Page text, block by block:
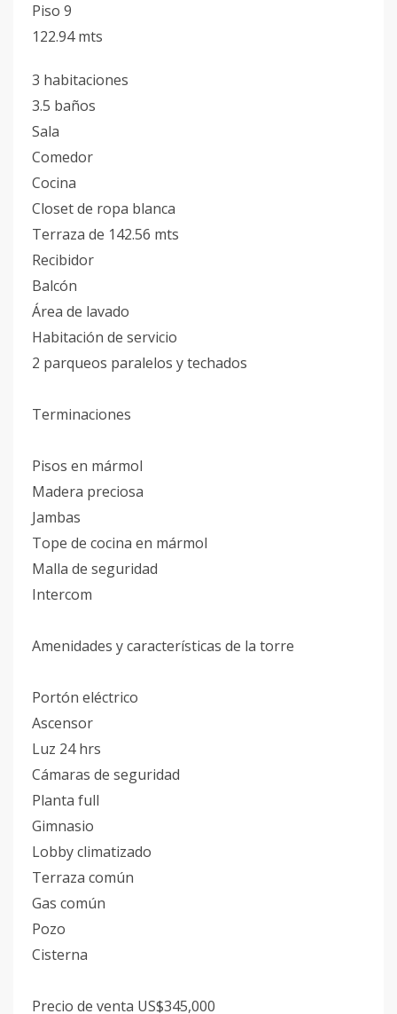
Piso 9
122.94 mts
3 habitaciones
3.5 baños
Sala
Comedor
Cocina
Closet de ropa blanca
Terraza de 142.56 mts
Recibidor
Balcón
Área de lavado
Habitación de servicio
2 parqueos paralelos y techados
Terminaciones
Pisos en mármol
Madera preciosa
Jambas
Tope de cocina en mármol
Malla de seguridad
Intercom
Amenidades y características de la torre
Portón eléctrico
Ascensor
Luz 24 hrs
Cámaras de seguridad
Planta full
Gimnasio
Lobby climatizado
Terraza común
Gas común
Pozo
Cisterna
Precio de venta US$345,000